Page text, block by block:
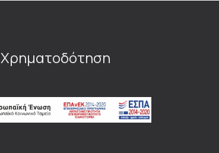
Χρηματοδότηση